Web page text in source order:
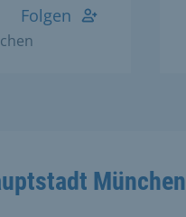
Folgen
München